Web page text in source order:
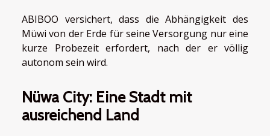
ABIBOO versichert, dass die Abhängigkeit des
Müwi von der Erde für seine Versorgung nur eine
kurze Probezeit erfordert, nach der er völlig
autonom sein wird.
Nüwa City: Eine Stadt mit
ausreichend Land